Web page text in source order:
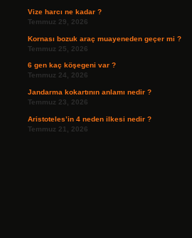
Vize harcı ne kadar ?
Temmuz 29, 2026
Kornası bozuk araç muayeneden geçer mi ?
Temmuz 25, 2026
6 gen kaç köşegeni var ?
Temmuz 24, 2026
Jandarma kokartının anlamı nedir ?
Temmuz 23, 2026
Aristoteles’in 4 neden ilkesi nedir ?
Temmuz 21, 2026